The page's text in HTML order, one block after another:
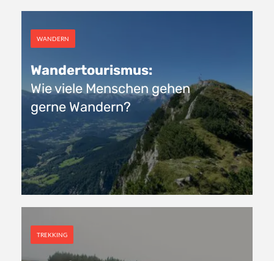
WANDERN
Wandertourismus:
Wie viele Menschen gehen
gerne Wandern?
TREKKING